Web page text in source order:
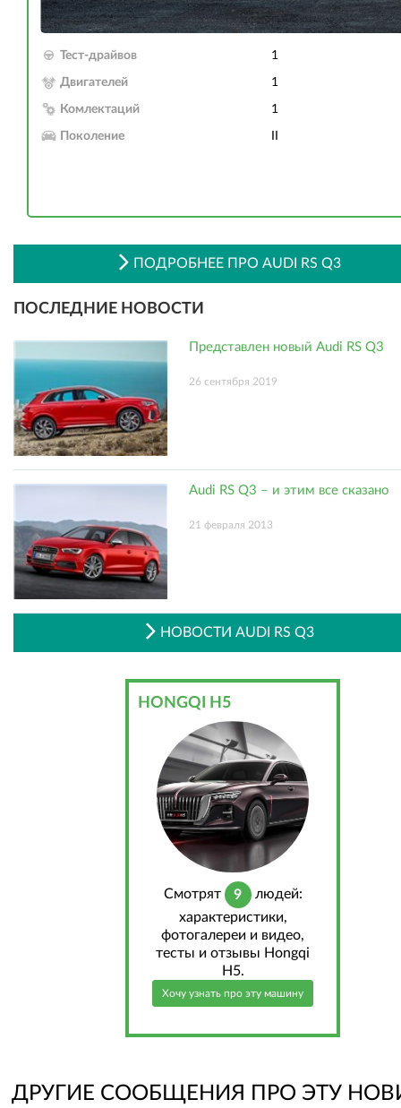
Тест-драйвов 1
Двигателей 1
Комлектаций 1
Поколение
ПОДРОБНЕЕ ПРО AUDI RS Q3
ПОСЛЕДНИЕ НОВОСТИ
Представлен новый Audi RS Q3
26 сентября 2019
Audi RS Q3 – и этим все сказано
21 февраля 2013
НОВОСТИ AUDI RS Q3
HONGQI H5
Cмотрят 9
людей:
характеристики,
фотогалереи и видео,
тесты и отзывы Hongqi
H5.
Хочу узнать про эту машину
ДРУГИЕ СООБЩЕНИЯ ПРО ЭТУ